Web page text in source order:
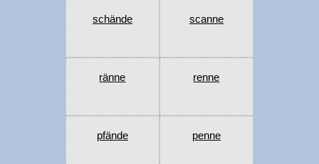
schände scanne
ränne renne
pfände penne